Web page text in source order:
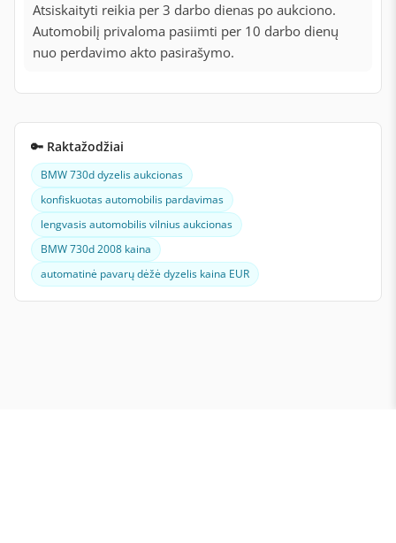
Atsiskaityti reikia per 3 darbo dienas po aukciono.
Automobilį privaloma pasiimti per 10 darbo dienų
nuo perdavimo akto pasirašymo.
🔑 Raktažodžiai
BMW 730d dyzelis aukcionas
konfiskuotas automobilis pardavimas
lengvasis automobilis vilnius aukcionas
BMW 730d 2008 kaina
automatinė pavarų dėžė dyzelis kaina EUR